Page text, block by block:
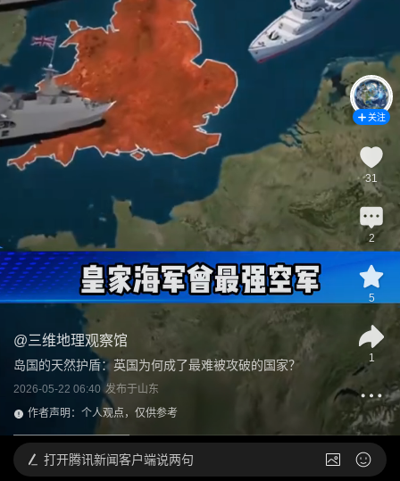
@三维地理观察馆
岛国的天然护盾：英国为何成了最难被攻破的国家？
2026-05-22 06:40 发布于山东
作者声明：个人观点，仅供参考
关注
31
2
5
1
打开腾讯新闻客户端说两句